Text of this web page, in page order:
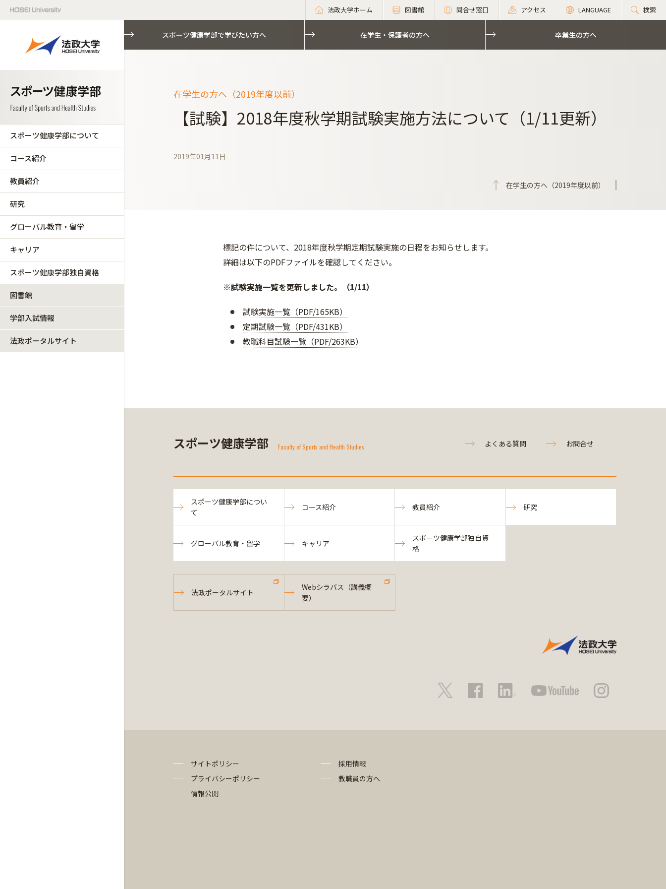
法政大学ホーム 図書館 問合せ窓口 アクセス LANGUAGE 検索
スポーツ健康学部について
コース紹介
教員紹介
研究
グローバル教育・留学
キャリア
スポーツ健康学部独自資格
図書館
学部入試情報
法政ポータルサイト
スポーツ健康学部で学びたい方へ 在学生・保護者の方へ 卒業生の方へ
在学生の方へ（2019年度以前）
【試験】2018年度秋学期試験実施方法について（1/11更新）
2019年01月11日
在学生の方へ（2019年度以前）
標記の件について、2018年度秋学期定期試験実施の日程をお知らせします。
詳細は以下のPDFファイルを確認してください。
※試験実施一覧を更新しました。（1/11）
試験実施一覧（PDF/165KB）
定期試験一覧（PDF/431KB）
教職科目試験一覧（PDF/263KB）
スポーツ健康学部 Faculty of Sports and Health Studies よくある質問 お問合せ
スポーツ健康学部につい
て
コース紹介 教員紹介 研究
グローバル教育・留学 キャリア
スポーツ健康学部独自資
格
法政ポータルサイト
Webシラバス（講義概
要）
サイトポリシー
プライバシーポリシー
情報公開
採用情報
教職員の方へ